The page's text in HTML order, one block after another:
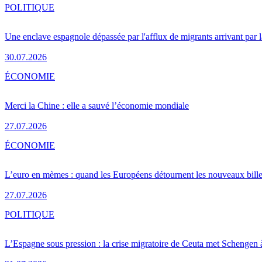
Une enclave espagnole dépassée par l'afflux de migrants arrivant par
30.07.2026
POLITIQUE
Merci la Chine : elle a sauvé l’économie mondiale
27.07.2026
ÉCONOMIE
L’euro en mèmes : quand les Européens détournent les nouveaux
27.07.2026
ÉCONOMIE
L’Espagne sous pression : la crise migratoire de Ceuta met Schengen
POLITIQUE